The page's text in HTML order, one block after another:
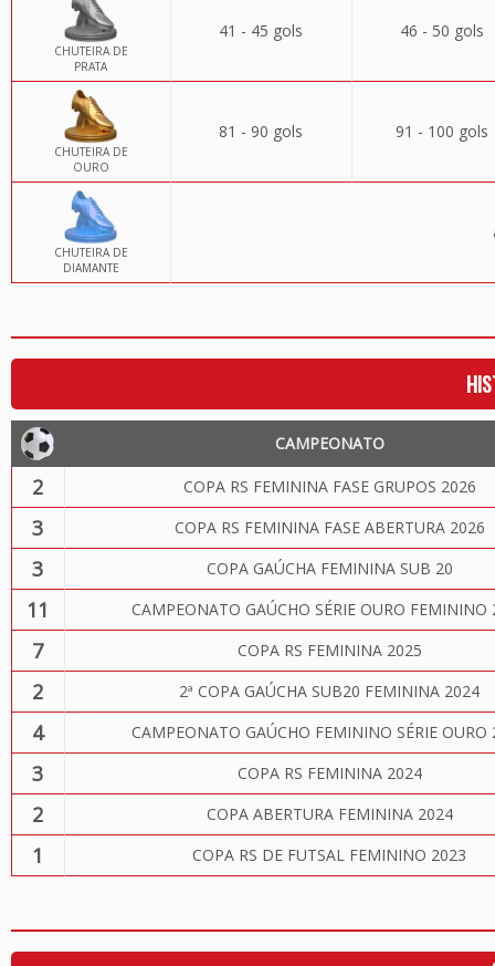
CHUTEIRA DE
PRATA
41 - 45 gols 46 - 50 gols
CHUTEIRA DE
OURO
81 - 90 gols 91 - 100 gols
CHUTEIRA DE
DIAMANTE
CAMPEONATO
2 COPA RS FEMININA FASE GRUPOS 2026
3 COPA RS FEMININA FASE ABERTURA 2026
3 COPA GAÚCHA FEMININA SUB 20
11 CAMPEONATO GAÚCHO SÉRIE OURO FEMININO
7 COPA RS FEMININA 2025
2 2ª COPA GAÚCHA SUB20 FEMININA 2024
4 CAMPEONATO GAÚCHO FEMININO SÉRIE OURO
3 COPA RS FEMININA 2024
2 COPA ABERTURA FEMININA 2024
1 COPA RS DE FUTSAL FEMININO 2023